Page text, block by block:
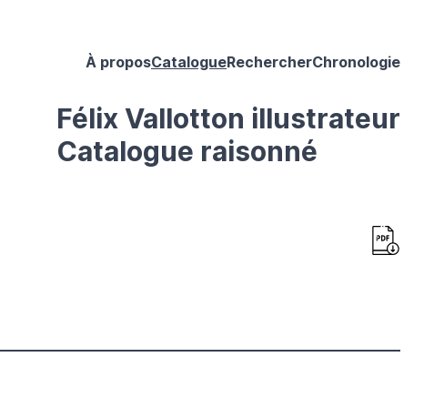
À proposCatalogueRechercherChronologie
Félix Vallotton illustrateur
Catalogue raisonné